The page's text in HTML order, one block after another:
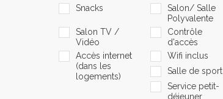
Snacks
Salon/ Salle
Polyvalente
Salon TV /
Vidéo
Contrôle
d'accès
Accès internet
(dans les
logements)
Wifi inclus
Salle de sport
Service petit-
déjeuner